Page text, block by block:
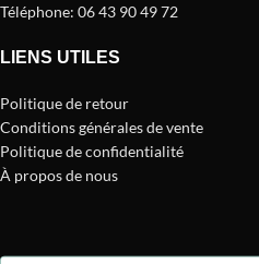
Téléphone: 06 43 90 49 72
LIENS UTILES
Politique de retour
Conditions générales de vente
Politique de confidentialité
À propos de nous